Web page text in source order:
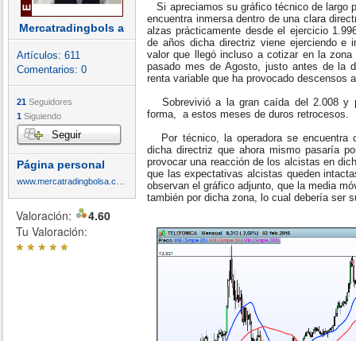
Mercatradingbols a
Artículos: 611
Comentarios: 0
21 Seguidores
1 Siguiendo
Seguir
Página personal
Valoración:
4.60
Tu Valoración:
*****
Si apreciamos su gráfico técnico de largo
encuentra inmersa dentro de una clara
alzas prácticamente desde el ejercicio
de años dicha directriz viene ejerciendo e
valor que llegó incluso a cotizar en la
pasado mes de Agosto, justo antes de la
renta variable que ha provocado descensos
Sobrevivió a la gran caída del 2.008 y
forma, a estos meses de duros retrocesos.
Por técnico, la operadora se encuentra
dicha directriz que ahora mismo pasaría
provocar una reacción de los alcistas en
que las expectativas alcistas queden
observan el gráfico adjunto, que la media
también por dicha zona, lo cual debería ser